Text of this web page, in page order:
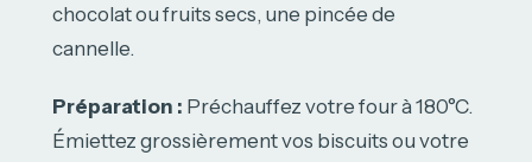
chocolat ou fruits secs, une pincée de
cannelle.
Préparation : Préchauffez votre four à 180°C.
Émiettez grossièrement vos biscuits ou votre